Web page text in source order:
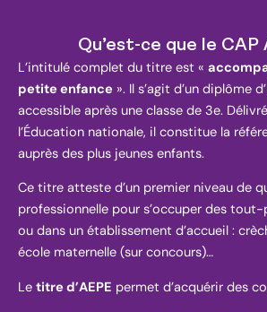
Qu’est-ce que le CAP
L’intitulé complet du titre est «
petite enfance ». Il s’agit d’un diplôme
accessible après une classe de 3e.
l’Éducation nationale, il constitue la
auprès des plus jeunes enfants.
Ce titre atteste d’un premier niveau de
professionnelle pour s’occuper des
ou dans un établissement d’accueil :
école maternelle (sur concours)…
Le titre d’AEPE permet d’acquérir des